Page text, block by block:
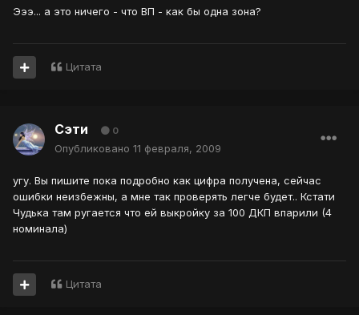
Эээ... а это ничего - что ВП - как бы одна зона?
Цитата
Сэти 0
Опубликовано 11 февраля, 2009
угу. Вы пишите пока подробно как цифра получена, сейчас
ошибки неизбежны, а мне так проверять легче будет.. Кстати
Чудька там ругается что ей выкройку за 100 ДКП впарили (4
номинала)
Цитата